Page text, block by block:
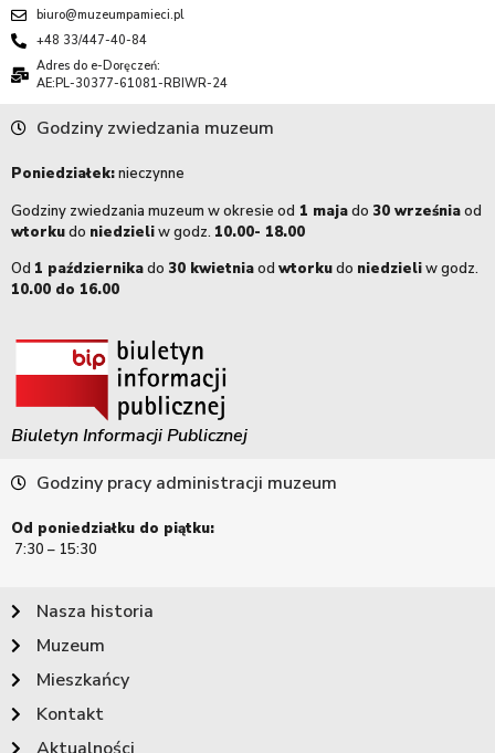
biuro@muzeumpamieci.pl
+48 33/447-40-84
Adres do e-Doręczeń:
AE:PL-30377-61081-RBIWR-24
Godziny zwiedzania muzeum
Poniedziałek:nieczynne
Godziny zwiedzania muzeum w okresie od 1 majado 30 wrześniaod
wtorkudo niedzieliw godz. 10.00- 18.00
Od 1 październikado 30 kwietniaod wtorkudo niedzieliw godz.
10.00 do 16.00
Biuletyn Informacji Publicznej
Godziny pracy administracji muzeum
Od poniedziałku do piątku:
7:30 – 15:30
Nasza historia
Muzeum
Mieszkańcy
Kontakt